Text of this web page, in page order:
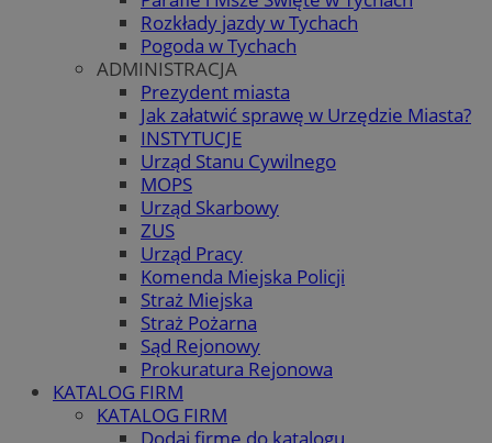
Rozkłady jazdy w Tychach
Pogoda w Tychach
ADMINISTRACJA
Prezydent miasta
Jak załatwić sprawę w Urzędzie Miasta?
INSTYTUCJE
Urząd Stanu Cywilnego
MOPS
Urząd Skarbowy
ZUS
Urząd Pracy
Komenda Miejska Policji
Straż Miejska
Straż Pożarna
Sąd Rejonowy
Prokuratura Rejonowa
KATALOG FIRM
KATALOG FIRM